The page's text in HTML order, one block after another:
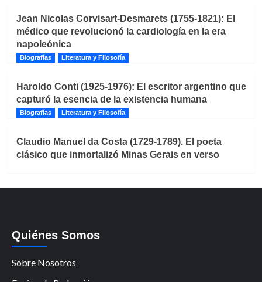
Jean Nicolas Corvisart-Desmarets (1755-1821): El
médico que revolucionó la cardiología en la era
napoleónica
Biografías Literatura y Filosofía
Haroldo Conti (1925-1976): El escritor argentino que
capturó la esencia de la existencia humana
Biografías Literatura y Filosofía
Claudio Manuel da Costa (1729-1789). El poeta
clásico que inmortalizó Minas Gerais en verso
Quiénes Somos
Sobre Nosotros